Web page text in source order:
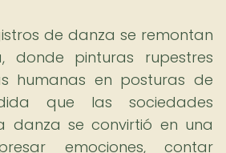
de danza se remontan
donde pinturas rupestres
humanas en posturas de
que las sociedades
danza se convirtió en una
emociones, contar